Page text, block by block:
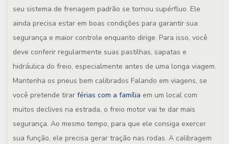
seu sistema de frenagem padrão se tornou supérfluo. Ele
ainda precisa estar em boas condições para garantir sua
segurança e maior controle enquanto dirige. Para isso, você
deve conferir regularmente suas pastilhas, sapatas e
hidráulica do freio, especialmente antes de uma longa viagem.
Mantenha os pneus bem calibrados Falando em viagens, se
você pretende tirar férias com a família em um local com
muitos declives na estrada, o freio motor vai te dar mais
segurança. Ao mesmo tempo, para que ele consiga exercer
sua função, ele precisa gerar tração nas rodas. A calibragem